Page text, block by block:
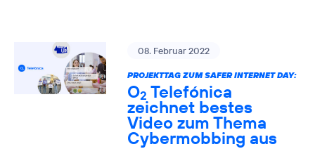
08. Februar 2022
PROJEKTTAG ZUM SAFER INTERNET DAY:
O2 Telefónica
zeichnet bestes
Video zum Thema
Cybermobbing aus